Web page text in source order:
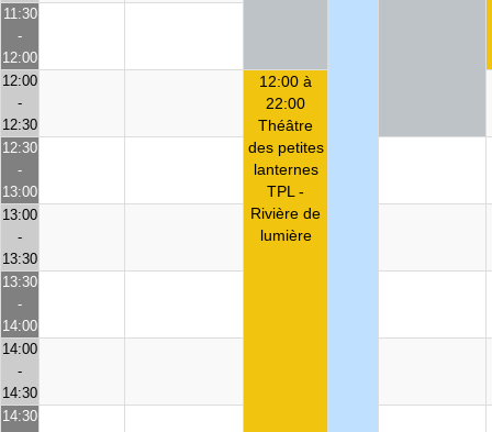
11:30
-
12:00
12:00
-
12:30
12:00 à
22:00
Théâtre
des petites
lanternes
TPL -
Rivière de
lumière
12:30
-
13:00
13:00
-
13:30
13:30
-
14:00
14:00
-
14:30
14:30